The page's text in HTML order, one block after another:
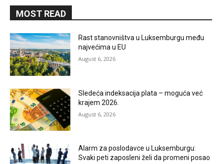
MOST READ
Rast stanovništva u Luksemburgu među
najvećima u EU
August 6, 2026
Sledeća indeksacija plata – moguća već
krajem 2026.
August 6, 2026
Alarm za poslodavce u Luksemburgu:
Svaki peti zaposleni želi da promeni posao